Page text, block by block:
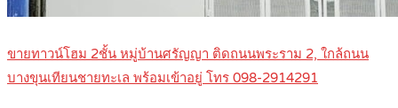
ขายทาวน์โฮม 2ชั้น หมู่บ้านศรัญญา ติดถนนพระราม 2, ใกล้ถนน
บางขุนเทียนชายทะเล พร้อมเข้าอยู่ โทร 098-2914291